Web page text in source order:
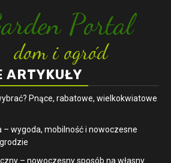
ARTYKUŁY
Pnące, rabatowe, wielkokwiatowe
– wygoda, mobilność i nowoczesne
– nowoczesny sposób na własny